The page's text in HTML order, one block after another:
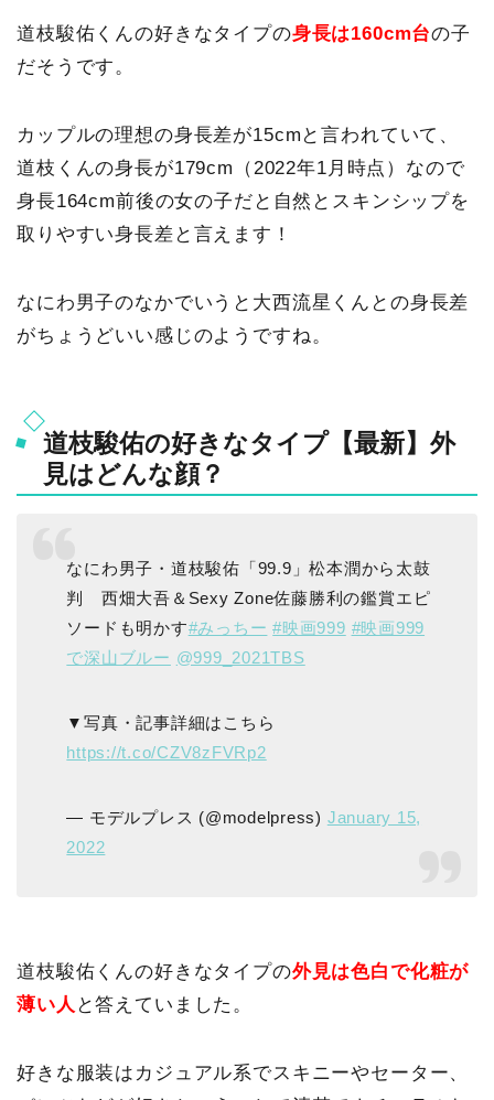
道枝駿佑くんの好きなタイプの身長は160cm台の子
だそうです。
カップルの理想の身長差が15cmと言われていて、
道枝くんの身長が179cm（2022年1月時点）なので
身長164cm前後の女の子だと自然とスキンシップを
取りやすい身長差と言えます！
なにわ男子のなかでいうと大西流星くんとの身長差
がちょうどいい感じのようですね。
道枝駿佑の好きなタイプ【最新】外
見はどんな顔？
なにわ男子・道枝駿佑「99.9」松本潤から太鼓
判 西畑大吾＆Sexy Zone佐藤勝利の鑑賞エピ
ソードも明かす#みっちー #映画999 #映画999
で深山ブルー @999_2021TBS
▼写真・記事詳細はこちら
https://t.co/CZV8zFVRp2
— モデルプレス (@modelpress) January 15,
2022
道枝駿佑くんの好きなタイプの外見は色白で化粧が
薄い人 と答えていました。
好きな服装はカジュアル系でスキニーやセーター、